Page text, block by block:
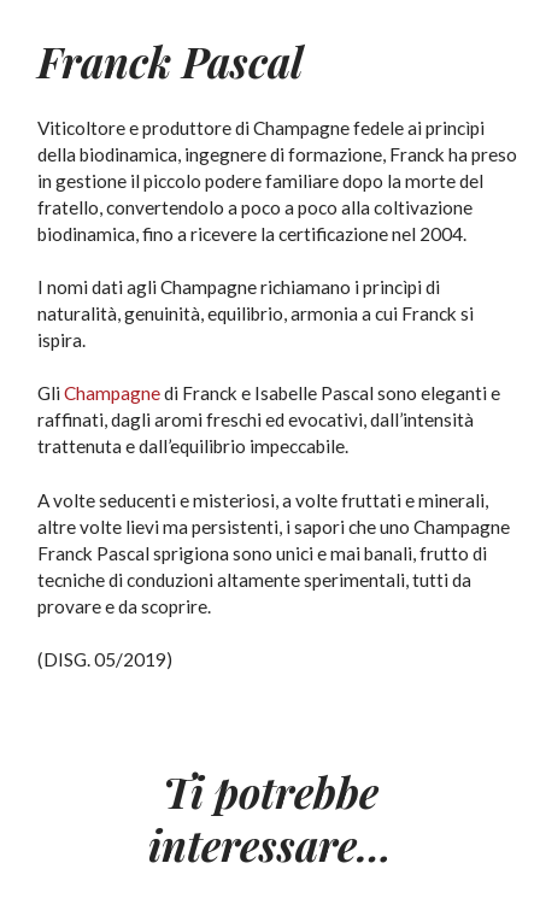
Franck Pascal
Viticoltore e produttore di Champagne fedele ai princìpi
della biodinamica, ingegnere di formazione, Franck ha preso
in gestione il piccolo podere familiare dopo la morte del
fratello, convertendolo a poco a poco alla coltivazione
biodinamica, fino a ricevere la certificazione nel 2004.
I nomi dati agli Champagne richiamano i princìpi di
naturalità, genuinità, equilibrio, armonia a cui Franck si
ispira.
GliChampagnedi Franck e Isabelle Pascal sono eleganti e
raffinati, dagli aromi freschi ed evocativi, dall’intensità
trattenuta e dall’equilibrio impeccabile.
A volte seducenti e misteriosi, a volte fruttati e minerali,
altre volte lievi ma persistenti, i sapori che uno Champagne
Franck Pascal sprigiona sono unici e mai banali, frutto di
tecniche di conduzioni altamente sperimentali, tutti da
provare e da scoprire.
(DISG. 05/2019)
Ti potrebbe
interessare…